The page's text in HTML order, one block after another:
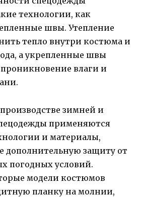
технологии, как
швы. Утепление
тепло внутри костюма и
а укрепленные швы
влаги и
зимней и
применяются
и материалы,
дополнительную защиту от
погодных условий.
модели костюмов
планку на молнии,